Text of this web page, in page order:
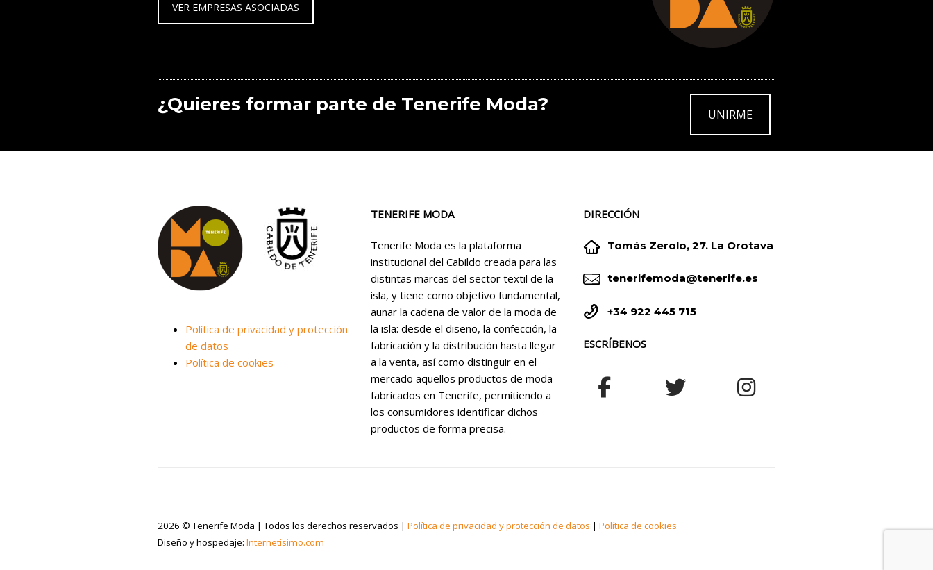
VER EMPRESAS ASOCIADAS
¿Quieres formar parte de Tenerife Moda? UNIRME
Política de privacidad y protección
de datos
Política de cookies
TENERIFE MODA
Tenerife Moda es la plataforma
institucional del Cabildo creada para las
distintas marcas del sector textil de la
isla, y tiene como objetivo fundamental,
aunar la cadena de valor de la moda de
la isla: desde el diseño, la confección, la
fabricación y la distribución hasta llegar
a la venta, así como distinguir en el
mercado aquellos productos de moda
fabricados en Tenerife, permitiendo a
los consumidores identificar dichos
productos de forma precisa.
DIRECCIÓN

 Tomás Zerolo, 27. La Orotava

 tenerifemoda@tenerife.es

 +34 922 445 715
ESCRÍBENOS
2026 © Tenerife Moda | Todos los derechos reservados | Política de privacidad y protección de datos | Política de cookies
Diseño y hospedaje: Internetísimo.com